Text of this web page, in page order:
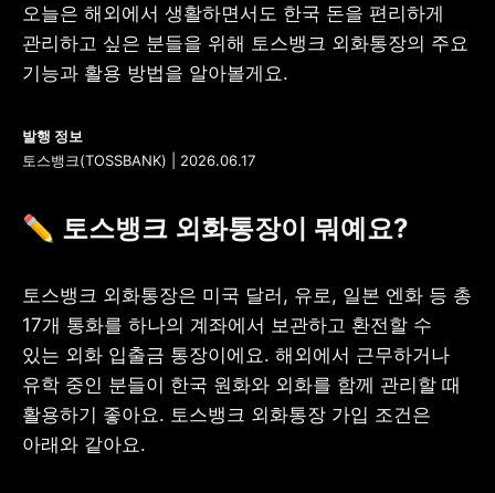
이용자유의사항
보호금융상품등록부
상품공시실
공지사항
외부채널
오늘은 해외에서 생활하면서도 한국 돈을 편리하게
관리하고 싶은 분들을 위해 토스뱅크 외화통장의 주요
기능과 활용 방법을 알아볼게요.
토스뱅크(TOSSBANK) | 2026.06.17
✏️ 토스뱅크 외화통장이 뭐예요?
토스뱅크 외화통장은 미국 달러, 유로, 일본 엔화 등 총
17개 통화를 하나의 계좌에서 보관하고 환전할 수
있는 외화 입출금 통장이에요. 해외에서 근무하거나
유학 중인 분들이 한국 원화와 외화를 함께 관리할 때
활용하기 좋아요. 토스뱅크 외화통장 가입 조건은
아래와 같아요.